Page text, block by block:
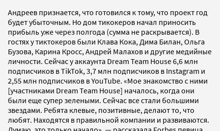
Андреев признается, что готовился к тому, что проект год
будет убыточным. Но дом тикокеров начал приносить
прибыль уже через полгода (сумма не раскрывается). В
гостях у тиктокеров были Клава Кока, Дима Билан, Ольга
Бузова, Карина Кросс, Андрей Малахов и другие медийные
личности. Сейчас у аккаунта Dream Team House 6,6 млн
подписчиков в TikTok, 3,7 млн подписчиков в Instagram и
2,55 млн подписчиков в YouTube. «Мое знакомство с ними
[участниками Dream Team House] началось, когда они
были еще супер зелеными. Сейчас все стали большими
звездами. Ребята клевые, позитивные, делают то, что
любят. Находятся в правильной компании и развиваются.